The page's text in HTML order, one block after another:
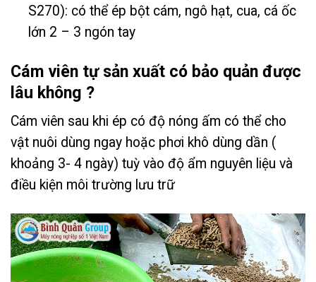
S270): có thể ép bột cám, ngô hạt, cua, cá ốc
lớn 2 – 3 ngón tay
Cám viên tự sản xuất có bảo quản được
lâu không ?
Cám viên sau khi ép có độ nóng ấm có thể cho
vật nuôi dùng ngay hoặc phơi khô dùng dần (
khoảng 3- 4 ngày) tuỳ vào độ ẩm nguyên liệu và
điều kiện môi trường lưu trữ